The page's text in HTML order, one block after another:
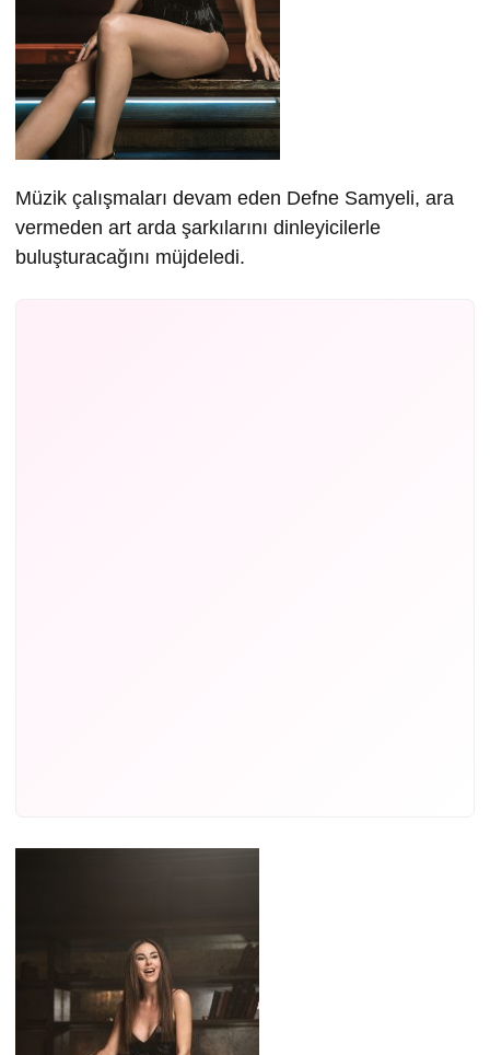
Müzik çalışmaları devam eden Defne Samyeli, ara
vermeden art arda şarkılarını dinleyicilerle
buluşturacağını müjdeledi.